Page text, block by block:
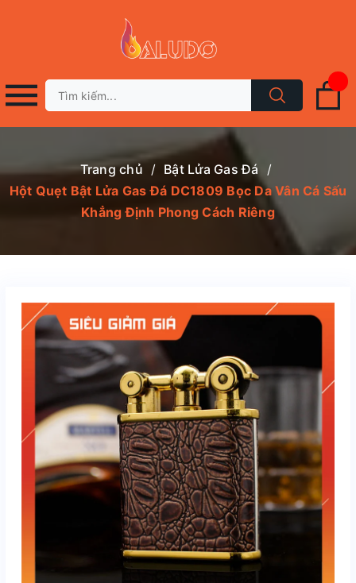
Trang chủ / Bật Lửa Gas Đá /
Hột Quẹt Bật Lửa Gas Đá DC1809 Bọc Da Vân Cá Sấu
Khẳng Định Phong Cách Riêng